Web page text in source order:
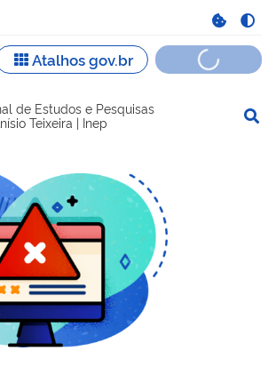
de navegação
de Estudos e Pesquisas
Teixeira | Inep